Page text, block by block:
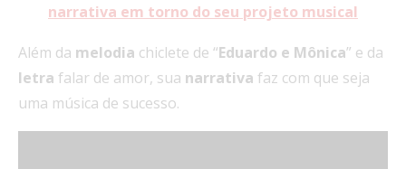
narrativa em torno do seu projeto musical
Além da melodia chiclete de “Eduardo e Mônica” e da
letra falar de amor, sua narrativa faz com que seja
uma música de sucesso.